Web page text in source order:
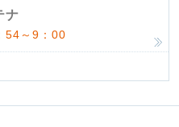
ナ
54～9：00